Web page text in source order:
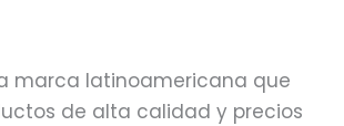
marca latinoamericana que
de alta calidad y precios